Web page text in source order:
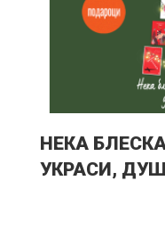
НЕКА
УКРАСИ,